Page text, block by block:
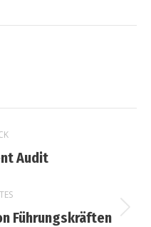
Audit
Führungskräften